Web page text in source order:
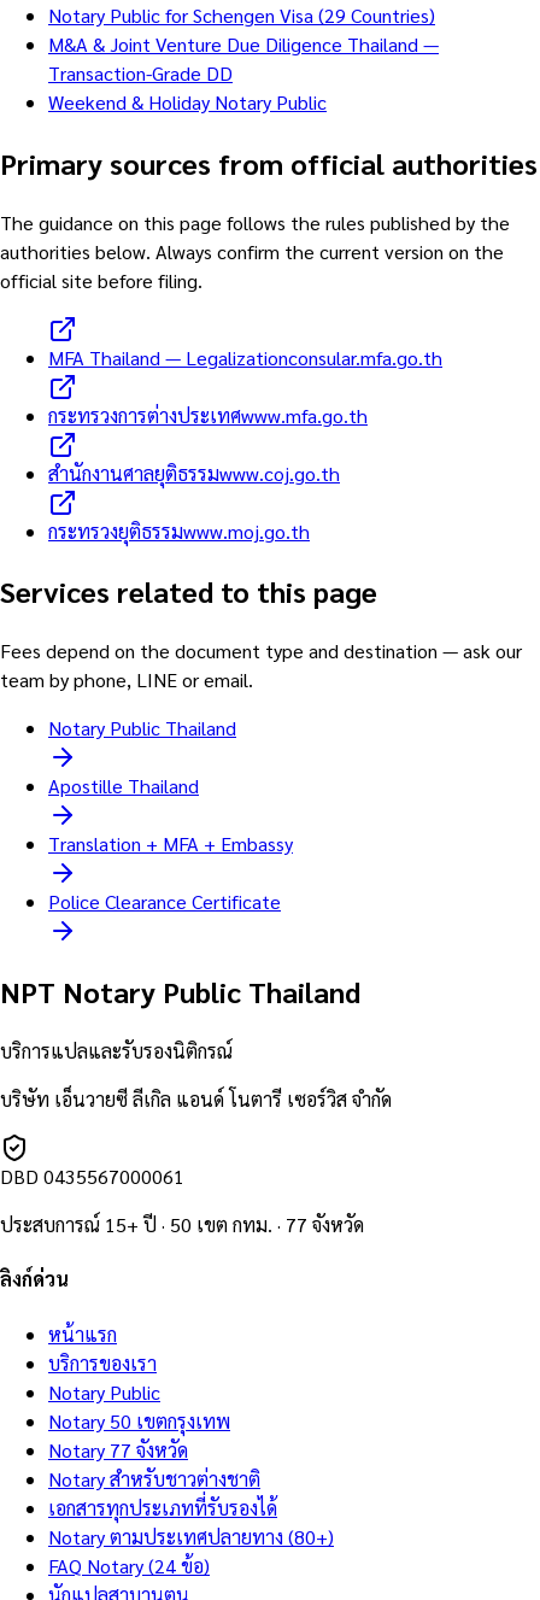
Notary Public for Schengen Visa (29 Countries)
M&A & Joint Venture Due Diligence Thailand —
Transaction-Grade DD
Weekend & Holiday Notary Public
Primary sources from official authorities
The guidance on this page follows the rules published by the
authorities below. Always confirm the current version on the
official site before filing.
MFA Thailand — Legalizationconsular.mfa.go.th
กระทรวงการต่างประเทศwww.mfa.go.th
สำนักงานศาลยุติธรรมwww.coj.go.th
กระทรวงยุติธรรมwww.moj.go.th
Services related to this page
Fees depend on the document type and destination — ask our
team by phone, LINE or email.
Notary Public Thailand
Apostille Thailand
Translation + MFA + Embassy
Police Clearance Certificate
NPT Notary Public Thailand
บริการแปลและรับรองนิติกรณ์
บริษัท เอ็นวายซี ลีเกิล แอนด์ โนตารี เซอร์วิส จำกัด
DBD 0435567000061
ประสบการณ์ 15+ ปี · 50 เขต กทม. · 77 จังหวัด
ลิงก์ด่วน
หน้าแรก
บริการของเรา
Notary Public
Notary 50 เขตกรุงเทพ
Notary 77 จังหวัด
Notary สำหรับชาวต่างชาติ
เอกสารทุกประเภทที่รับรองได้
Notary ตามประเทศปลายทาง (80+)
FAQ Notary (24 ข้อ)
นักแปลสาบานตน